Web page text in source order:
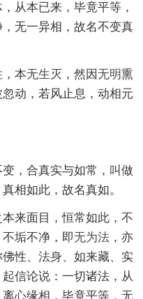
本已来，毕竟平等，
无一异相，故名不变真
本无生 灭，然因无明熏
动，若风止息，动相元
，合真实与如常，叫做
相如此，故名真如。
来面目，恒常如此，不
垢不净，即无为法，亦
性、 法身、如来藏、实
信论说：一切诸法，从
心缘相，毕竟平等，无